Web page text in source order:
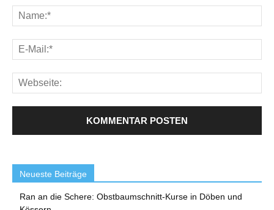
Neueste Beiträge
Ran an die Schere: Obstbaumschnitt-Kurse in Döben und